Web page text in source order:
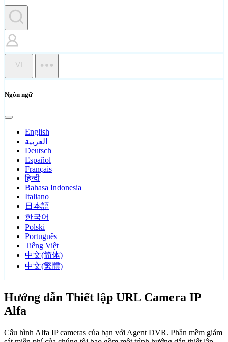
VI
Ngôn ngữ
English
العربية
Deutsch
Español
Français
हिन्दी
Bahasa Indonesia
Italiano
日本語
한국어
Polski
Português
Tiếng Việt
中文(简体)
中文(繁體)
Hướng dẫn Thiết lập URL Camera IP
Alfa
Cấu hình Alfa IP cameras của bạn với Agent DVR. Phần mềm giám